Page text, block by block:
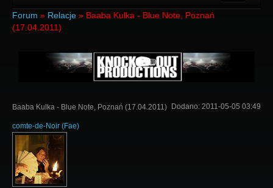
Galeria
Forum
Więcej
Ostatnie tematy
Forum » Relacje » Baaba Kulka - Blue Note, Poznań
(17.04.2011)
Baaba Kulka - Blue Note, Poznań (17.04.2011) Dodano: 2011-05-05 03:49
comte-de-Noir (Fae)